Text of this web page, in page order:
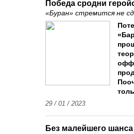
Победа сродни
«Буран» стремится не
29 / 01 / 2023
Без малейшего шанса